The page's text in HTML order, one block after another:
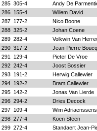
285 305-4
Andy De
286 155-4
Willem David
287 177-2
Nico Boone
288 325-2
Johan Coene
289 282-4
Volkwin Van
290 317-2
Jean-Pierre
291
129-4
Pieter De Vroe
292 242-4
Joost Bossier
293 191-2
Herwig Callewier
294 192-2
Bram Callewier
295 142-2
Jonas Van Lierde
296 294-2
Dries Decock
297 109-4
Wim Adriaenssens
298 277-4
Koen Steen
299 272-4
Standaert Jean-